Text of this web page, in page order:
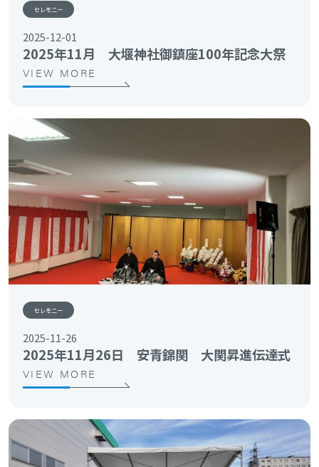
セレモニー
2025-12-01
2025年11月 大堰神社御鎮座100年記念大祭
VIEW MORE
セレモニー
2025-11-26
2025年11月26日 安青錦関 大関昇進伝達式
VIEW MORE